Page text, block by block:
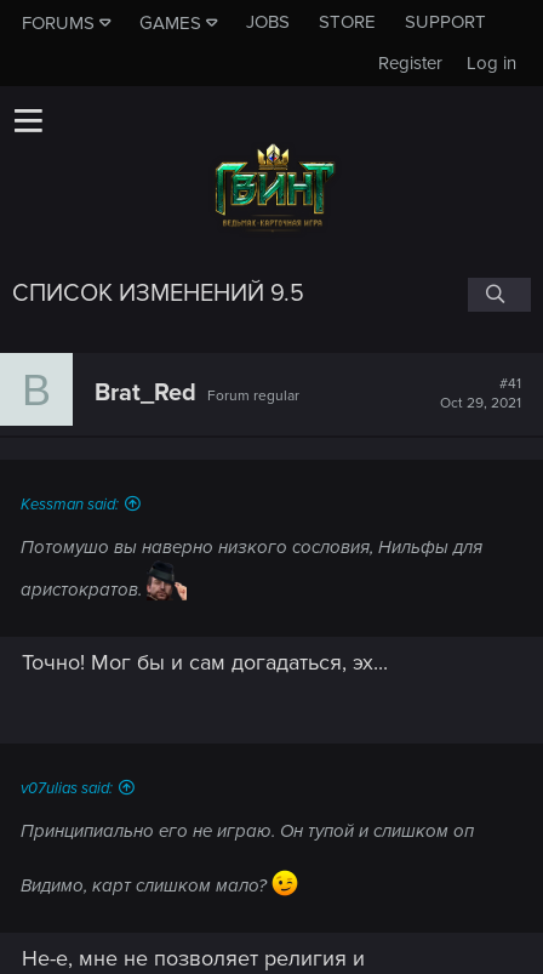
FORUMS GAMES JOBS STORE
SUPPORT
Log in
Register
СПИСОК ИЗМЕНЕНИЙ 9.5
B Brat_Red Forum regular
#41
Oct 29, 2021
Kessman said:
Потомушо вы наверно низкого сословия, Нильфы для
аристократов.
Точно! Мог бы и сам догадаться, эх...
v07ulias said:
Принципиально его не играю. Он тупой и слишком оп
Видимо, карт слишком мало?
Не-е, мне не позволяет религия и